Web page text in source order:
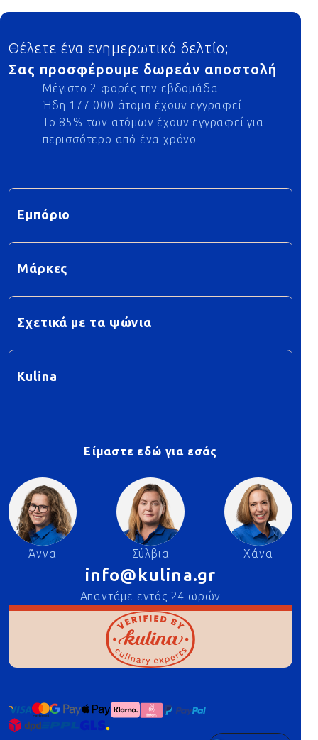
Footer
Θέλετε ένα ενημερωτικό δελτίο;
Σας προσφέρουμε δωρεάν αποστολή
Μέγιστο 2 φορές την εβδομάδα
Ήδη 177 000 άτομα έχουν εγγραφεί
Το 85% των ατόμων έχουν εγγραφεί για
περισσότερο από ένα χρόνο
Εμπόριο
Μάρκες
Σχετικά με τα ψώνια
Kulina
Είμαστε εδώ για εσάς
Άννα Σύλβια Χάνα
info@kulina.gr
Απαντάμε εντός 24 ωρών